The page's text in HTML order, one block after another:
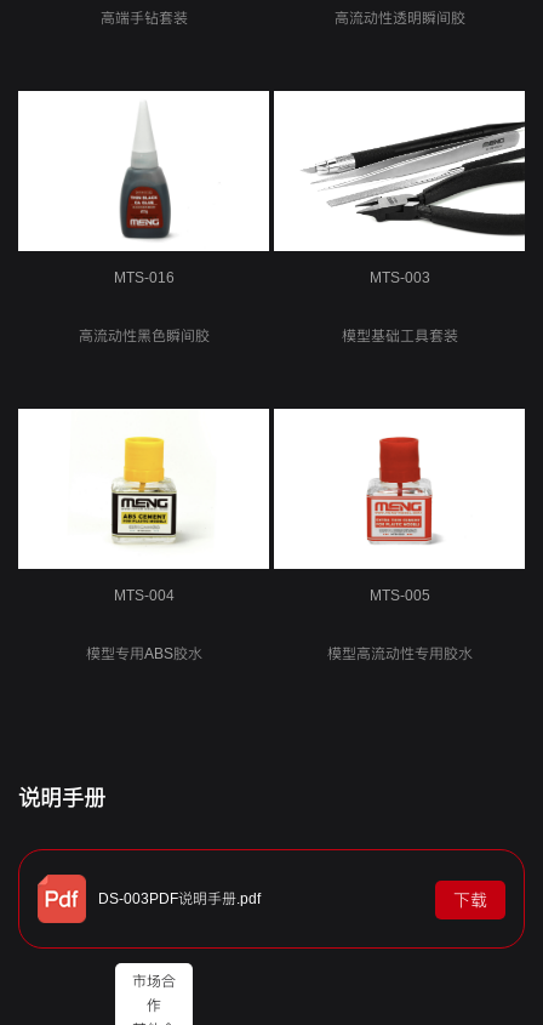
高端手钻套装 高流动性透明瞬间胶
MTS-016
高流动性黑色瞬间胶
MTS-003
模型基础工具套装
MTS-004
模型专用ABS胶水
MTS-005
模型高流动性专用胶水
说明手册
下载
DS-003PDF说明手册.pdf
市场合
作